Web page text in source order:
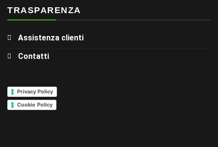
TRASPARENZA
Assistenza clienti
Contatti
Privacy Policy
Cookie Policy